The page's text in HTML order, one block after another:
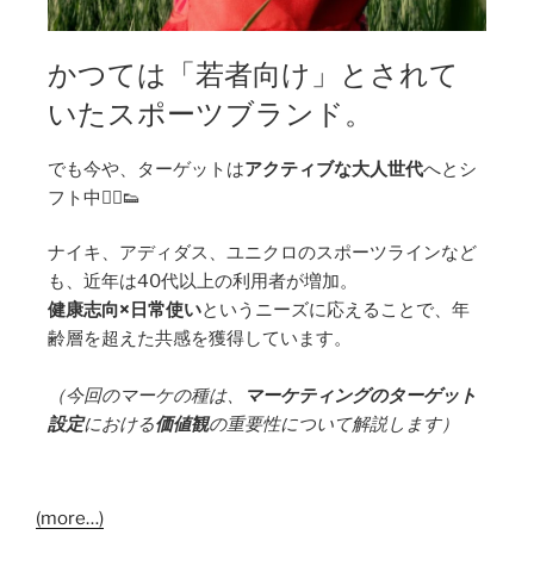
かつては「若者向け」とされて
いたスポーツブランド。
でも今や、ターゲットはアクティブな大人世代へとシ
フト中🏃‍♂️👟
ナイキ、アディダス、ユニクロのスポーツラインなど
も、近年は40代以上の利用者が増加。
健康志向×日常使いというニーズに応えることで、年
齢層を超えた共感を獲得しています。
（今回のマーケの種は、
マーケティングのターゲット
設定における価値観の重要性について解説します）
(more…)